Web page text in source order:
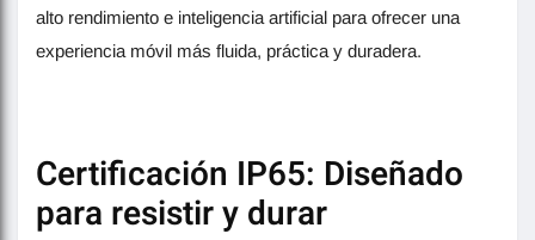
alto rendimiento e inteligencia artificial para ofrecer una
experiencia móvil más fluida, práctica y duradera.
Certificación IP65: Diseñado
para resistir y durar